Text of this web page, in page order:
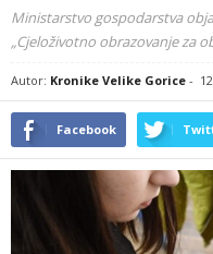
Ministarstvo gospodarstva
„Cjeloživotno obrazovanje za
Autor: Kronike Velike Gorice -
Facebook